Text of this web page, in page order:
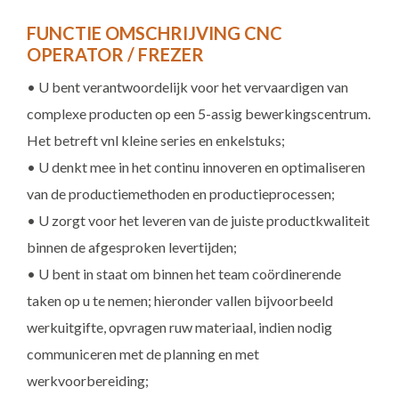
FUNCTIE OMSCHRIJVING CNC
OPERATOR / FREZER
• U bent verantwoordelijk voor het vervaardigen van
complexe producten op een 5-assig bewerkingscentrum.
Het betreft vnl kleine series en enkelstuks;
• U denkt mee in het continu innoveren en optimaliseren
van de productiemethoden en productieprocessen;
• U zorgt voor het leveren van de juiste productkwaliteit
binnen de afgesproken levertijden;
• U bent in staat om binnen het team coördinerende
taken op u te nemen; hieronder vallen bijvoorbeeld
werkuitgifte, opvragen ruw materiaal, indien nodig
communiceren met de planning en met
werkvoorbereiding;